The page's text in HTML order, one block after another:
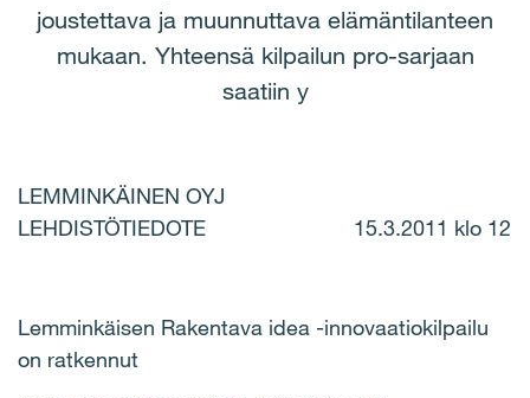
joustettava ja muunnuttava elämäntilanteen
mukaan. Yhteensä kilpailun pro-sarjaan
saatiin y
LEMMINKÄINEN OYJ
LEHDISTÖTIEDOTE 15.3.2011 klo 12
Lemminkäisen Rakentava idea -innovaatiokilpailu
on ratkennut